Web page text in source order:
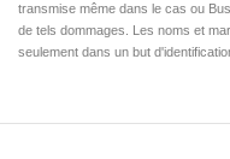
transmise même dans le cas ou
de tels dommages. Les noms et
seulement dans un but